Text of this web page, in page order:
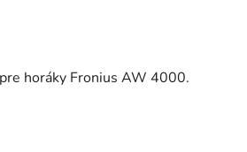
horáky Fronius AW 4000.